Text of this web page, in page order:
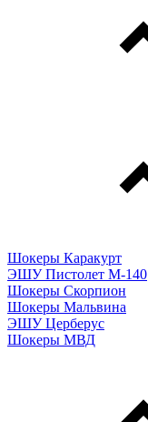
Шокеры Каракурт
ЭШУ Пистолет М-140
Шокеры Скорпион
Шокеры Мальвина
ЭШУ Церберус
Шокеры МВД